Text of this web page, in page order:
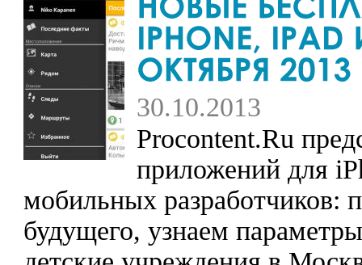
30.10.2013
Procontent.Ru
приложений для
мобильных разработчиков:
будущего, узнаем